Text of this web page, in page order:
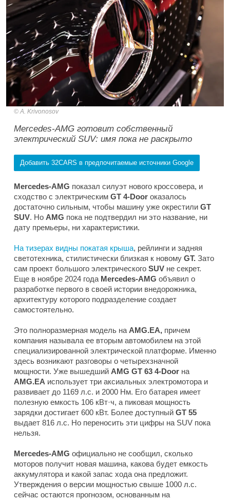
A. Krivonosov
Mercedes-AMG готовит собственный
электрический SUV: имя пока не раскрыто
Добавить 32CARS в предпочитаемые источники Google
Mercedes-AMG показал силуэт нового кроссовера, и
сходство с электрическим GT 4-Door оказалось
достаточно сильным, чтобы машину уже окрестили GT
SUV. Но AMG пока не подтвердил ни это название, ни
дату премьеры, ни характеристики.
На тизерах видны покатая крыша, рейлинги и задняя
светотехника, стилистически близкая к новому GT. Зато
сам проект большого электрического SUV не секрет.
Еще в ноябре 2024 года Mercedes-AMG объявил о
разработке первого в своей истории внедорожника,
архитектуру которого подразделение создает
самостоятельно.
Это полноразмерная модель на AMG.EA, причем
компания называла ее вторым автомобилем на этой
специализированной электрической платформе. Именно
здесь возникают разговоры о четырехзначной
мощности. Уже вышедший AMG GT 63 4-Door на
AMG.EA использует три аксиальных электромотора и
развивает до 1169 л.с. и 2000 Нм. Его батарея имеет
полезную емкость 106 кВт·ч, а пиковая мощность
зарядки достигает 600 кВт. Более доступный GT 55
выдает 816 л.с. Но переносить эти цифры на SUV пока
нельзя.
Mercedes-AMG официально не сообщил, сколько
моторов получит новая машина, какова будет емкость
аккумулятора и какой запас хода она предложит.
Утверждения о версии мощностью свыше 1000 л.с.
сейчас остаются прогнозом, основанным на